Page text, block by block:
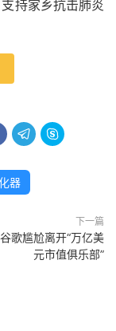
持家乡抗击肺炎
 
器
下一篇
歌尴尬离开“万亿美
元市值俱乐部”